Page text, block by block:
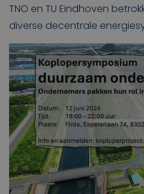
TNO en TU Eindhoven
diverse decentrale